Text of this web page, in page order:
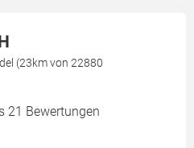
(23km von 22880
21 Bewertungen